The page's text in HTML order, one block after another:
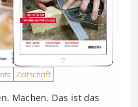
Zeitschrift
Machen. Das ist das